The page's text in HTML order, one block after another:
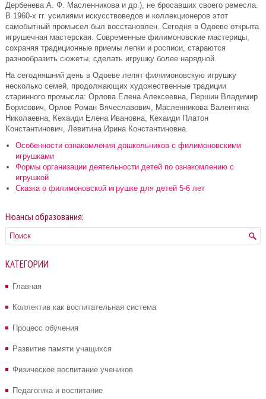
Дербенева А. Ф. Масленникова и др.), не бросавших своего ремесла.
В 1960-х гг. усилиями искусствоведов и коллекционеров этот
самобытный промысел был восстановлен. Сегодня в Одоеве открыта
игрушечная мастерская. Современные филимоновские мастерицы,
сохраняя традиционные приемы лепки и росписи, стараются
разнообразить сюжеты, сделать игрушку более нарядной.
На сегодняшний день в Одоеве лепят филимоновскую игрушку
несколько семей, продолжающих художественные традиции
старинного промысла: Орлова Елена Алексеевна, Першин Владимир
Борисович, Орлов Роман Вячеславович, Масленникова Валентина
Николаевна, Кехаиди Елена Ивановна, Кехаиди Платон
Константинович, Левитина Ирина Константиновна.
Особенности ознакомления дошкольников с филимоновскими
игрушками
Формы организации деятельности детей по ознакомлению с
игрушкой
Сказка о филимоновской игрушке для детей 5-6 лет
Нюансы образования:
КАТЕГОРИИ
Главная
Коллектив как воспитательная система
Процесс обучения
Развитие памяти учащихся
Физическое воспитание учеников
Педагогика и воспитание